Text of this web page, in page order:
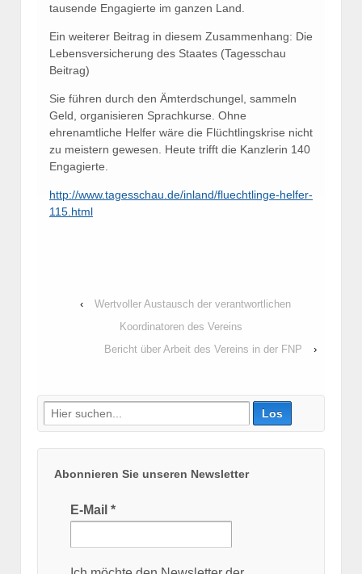
tausende Engagierte im ganzen Land.
Ein weiterer Beitrag in diesem Zusammenhang: Die
Lebensversicherung des Staates (Tagesschau
Beitrag)
Sie führen durch den Ämterdschungel, sammeln
Geld, organisieren Sprachkurse. Ohne
ehrenamtliche Helfer wäre die Flüchtlingskrise nicht
zu meistern gewesen. Heute trifft die Kanzlerin 140
Engagierte.
http://www.tagesschau.de/inland/fluechtlinge-helfer-
115.html
‹
Wertvoller Austausch der verantwortlichen
Koordinatoren des Vereins
Bericht über Arbeit des Vereins in der FNP
›
Suche
nach:
Abonnieren Sie unseren Newsletter
E-Mail *